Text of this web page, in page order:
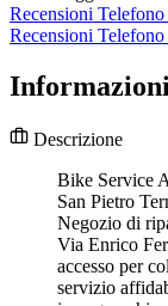
Recensioni Telefono
Recensioni Telefono
Descrizione
Bike Service
San Pietro
Negozio di
Via Enrico
accesso per
servizio